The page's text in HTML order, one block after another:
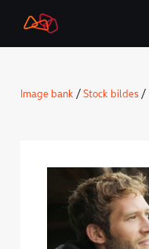
Start
LMT Defence
Downloads and news
Developed materials
Image bank /Stock bildes/